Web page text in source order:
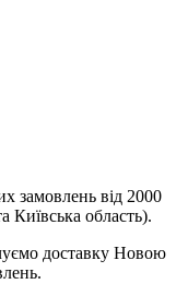
замовлень від 2000
Київська область).
доставку Новою